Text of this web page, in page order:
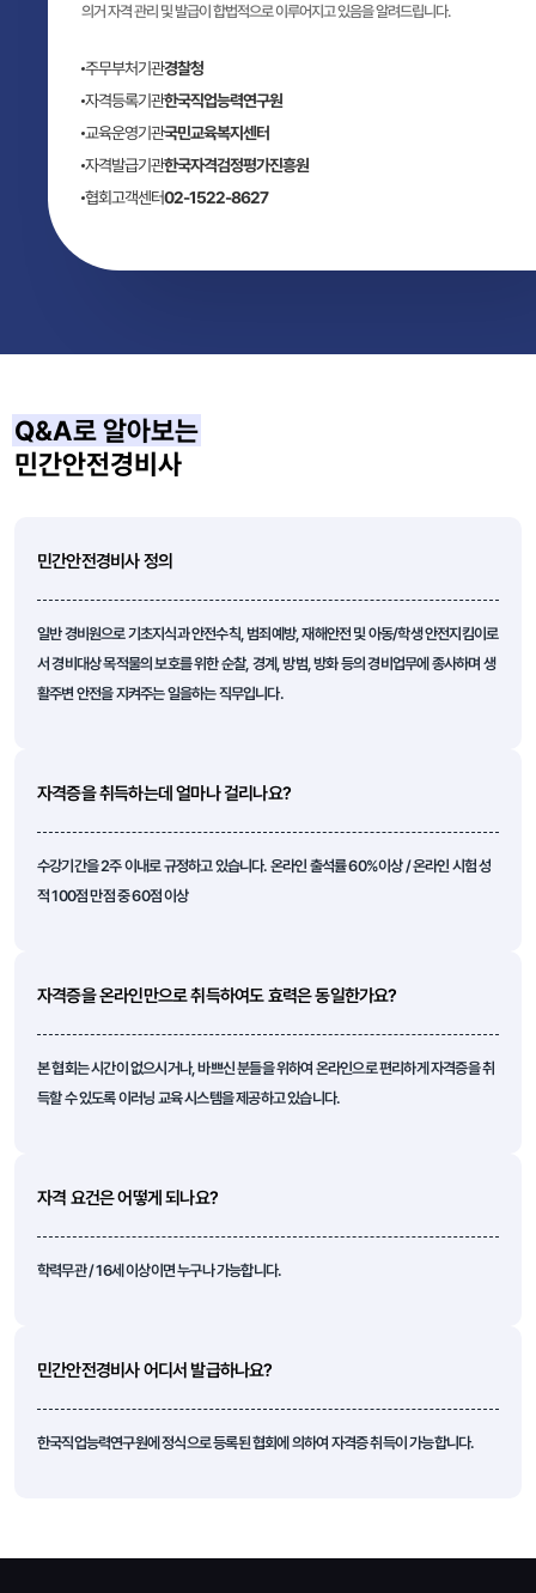
의거 자격 관리 및 발급이 합법적으로 이루어지고 있음을 알려드립니다.
주무부처기관경찰청
자격등록기관한국직업능력연구원
교육운영기관국민교육복지센터
자격발급기관한국자격검정평가진흥원
협회고객센터02-1522-8627
Q&A로 알아보는
민간안전경비사
민간안전경비사 정의
일반 경비원으로 기초지식과 안전수칙, 범죄예방, 재해안전 및 아동/학생 안전지킴이로
서 경비대상 목적물의 보호를 위한 순찰, 경계, 방범, 방화 등의 경비업무에 종사하며 생
활주변 안전을 지켜주는 일을하는 직무입니다.
자격증을 취득하는데 얼마나 걸리나요?
수강기간을 2주 이내로 규정하고 있습니다. 온라인 출석률 60%이상 / 온라인 시험 성
적 100점 만점 중 60점 이상
자격증을 온라인만으로 취득하여도 효력은 동일한가요?
본 협회는 시간이 없으시거나, 바쁘신 분들을 위하여 온라인으로 편리하게 자격증을 취
득할 수 있도록 이러닝 교육 시스템을 제공하고 있습니다.
자격 요건은 어떻게 되나요?
학력무관 / 16세 이상이면 누구나 가능합니다.
민간안전경비사 어디서 발급하나요?
한국직업능력연구원에 정식으로 등록된 협회에 의하여 자격증 취득이 가능합니다.